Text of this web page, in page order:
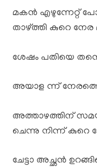
മകൻ എഴുന്നേറ്റ്
താഴ്ത്തി കുറെ നേര
ശേഷം പതിയെ
അയാള ന്ന്
അത്താഴത്തിന്
ചെന്നു നിന്ന് കുറെ
ചേട്ടാ അച്ഛൻ